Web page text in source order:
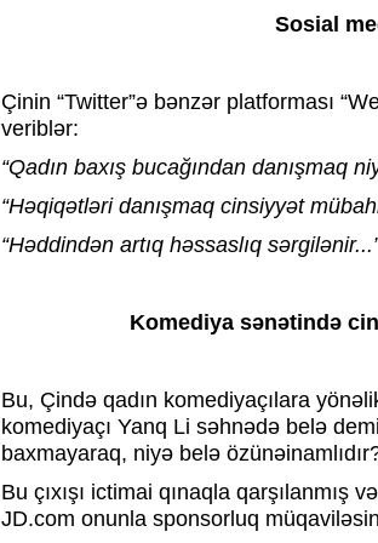
Sosial
Çinin “Twitter”ə bənzər platforması
veriblər:
“Qadın baxış bucağından danışmaq
“Həqiqətləri danışmaq cinsiyyət
“Həddindən artıq həssaslıq
Komediya sənətində
Bu, Çində qadın komediyaçılara
komediyaçı Yanq Li səhnədə belə
baxmayaraq, niyə belə
Bu çıxışı ictimai qınaqla
JD.com onunla sponsorluq